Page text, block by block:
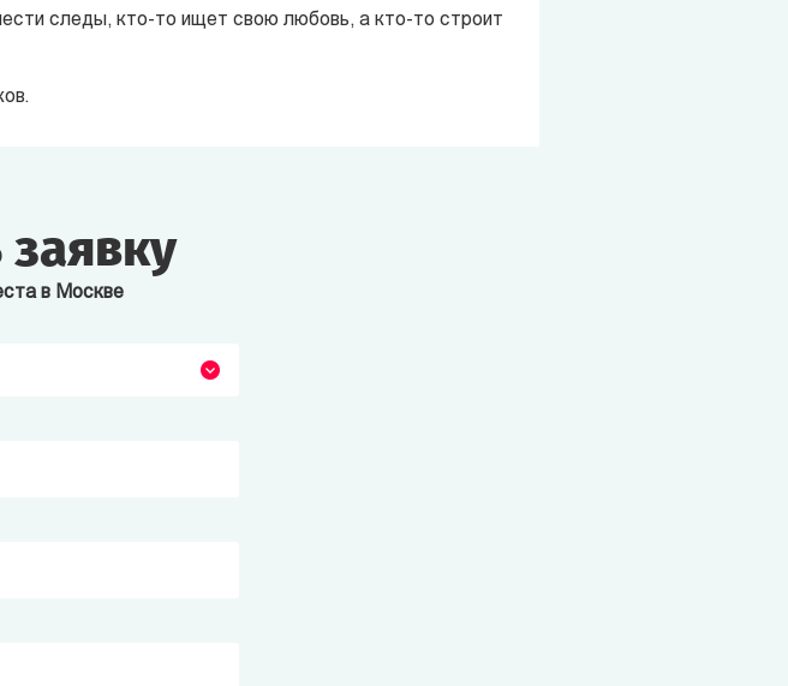
следы, кто-то ищет свою любовь, а кто-то строит
заявку
в Москве